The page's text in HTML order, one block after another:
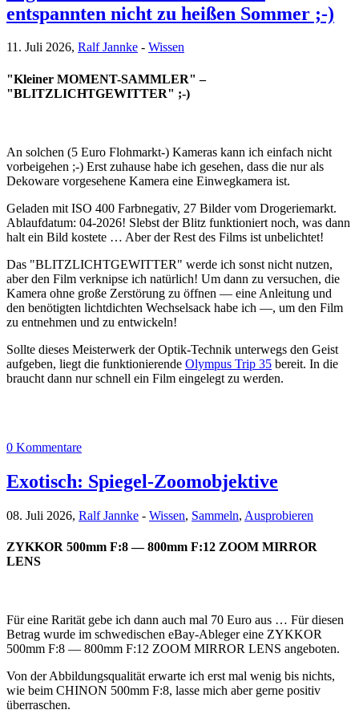
entspannten nicht zu heißen Sommer ;-)
11. Juli 2026, Ralf Jannke - Wissen
"Kleiner MOMENT-SAMMLER" –
"BLITZLICHTGEWITTER" ;-)
An solchen (5 Euro Flohmarkt-) Kameras kann ich einfach nicht
vorbeigehen ;-) Erst zuhause habe ich gesehen, dass die nur als
Dekoware vorgesehene Kamera eine Einwegkamera ist.
Geladen mit ISO 400 Farbnegativ, 27 Bilder vom Drogeriemarkt.
Ablaufdatum: 04-2026! Slebst der Blitz funktioniert noch, was dann
halt ein Bild kostete … Aber der Rest des Films ist unbelichtet!
Das "BLITZLICHTGEWITTER" werde ich sonst nicht nutzen,
aber den Film verknipse ich natürlich! Um dann zu versuchen, die
Kamera ohne große Zerstörung zu öffnen — eine Anleitung und
den benötigten lichtdichten Wechselsack habe ich —, um den Film
zu entnehmen und zu entwickeln!
Sollte dieses Meisterwerk der Optik-Technik unterwegs den Geist
aufgeben, liegt die funktionierende Olympus Trip 35 bereit. In die
braucht dann nur schnell ein Film eingelegt zu werden.
0 Kommentare
Exotisch: Spiegel-Zoomobjektive
08. Juli 2026, Ralf Jannke - Wissen, Sammeln, Ausprobieren
ZYKKOR 500mm F:8 — 800mm F:12 ZOOM MIRROR
LENS
Für eine Rarität gebe ich dann auch mal 70 Euro aus … Für diesen
Betrag wurde im schwedischen eBay-Ableger eine ZYKKOR
500mm F:8 — 800mm F:12 ZOOM MIRROR LENS angeboten.
Von der Abbildungsqualität erwarte ich erst mal wenig bis nichts,
wie beim CHINON 500mm F:8, lasse mich aber gerne positiv
überraschen.